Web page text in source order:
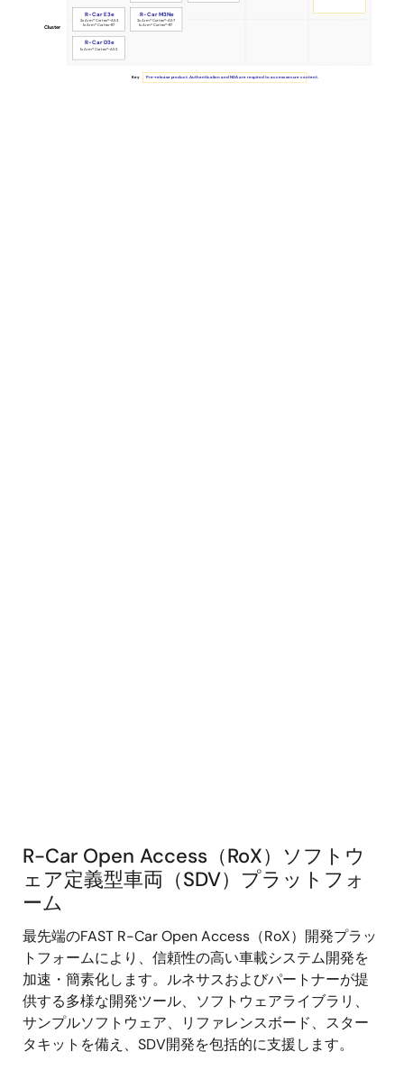
Pre-release product. Authentication and NDA are required to access secure content.
Key
Cluster
1x Arm® Cortex®-A53
R-Car D3e
2x Arm® Cortex®-A57
1x Arm® Cortex®-R7
R-Car M3Ne
2x Arm® Cortex®-A53
1x Arm® Cortex-R7
R-Car E3e
R-
Car
Open
Access（RoX）
ソ
フ
ト
ウ
R-Car Open Access（RoX）ソフトウ
ェア定義型車両（SDV）プラットフォ
ーム
最先端のFAST R-Car Open Access（RoX）開発プラッ
トフォームにより、信頼性の高い車載システム開発を
加速・簡素化します。ルネサスおよびパートナーが提
供する多様な開発ツール、ソフトウェアライブラリ、
サンプルソフトウェア、リファレンスボード、スター
タキットを備え、SDV開発を包括的に支援します。